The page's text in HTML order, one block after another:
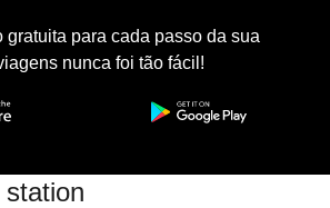
gratuita para cada passo da sua
nunca foi tão fácil!